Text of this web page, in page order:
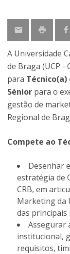
A Universidade
de Braga (UCP -
para
Sénior para o
gestão de
Regional de
Compete ao
Desenhar
estratégia de
CRB, em
Marketing da
das principais
Assegurar
institucional,
requisitos,